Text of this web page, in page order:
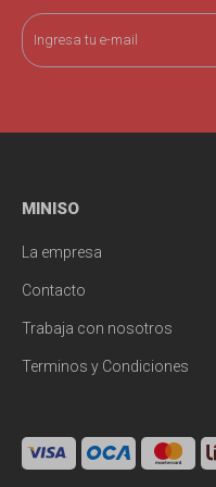
MINISO
La empresa
Contacto
Trabaja con nosotros
Terminos y Condiciones